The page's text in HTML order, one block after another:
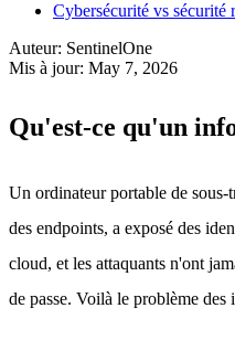
Cybersécurité vs sécurité
Auteur: SentinelOne
Mis à jour: May 7, 2026
Qu'est-ce qu'un
Un ordinateur portable de
des endpoints, a exposé des
cloud, et les attaquants n'ont
de passe. Voilà le problème des